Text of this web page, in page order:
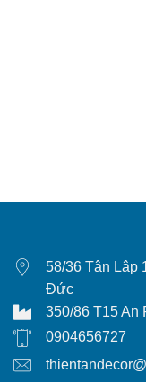
58/36 Tân Lập
Đức
350/86 T15 An
0904656727